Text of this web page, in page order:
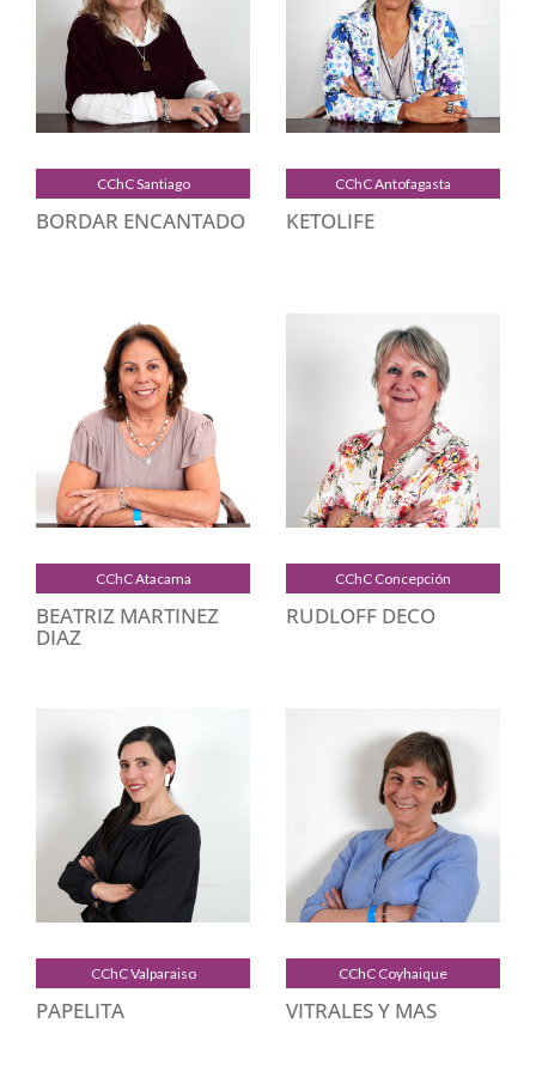
CChC Santiago
BORDAR ENCANTADO
CChC Antofagasta
KETOLIFE
CChC Atacama
BEATRIZ MARTINEZ
DIAZ
CChC Concepción
RUDLOFF DECO
CChC Valparaiso
PAPELITA
CChC Coyhaique
VITRALES Y MAS